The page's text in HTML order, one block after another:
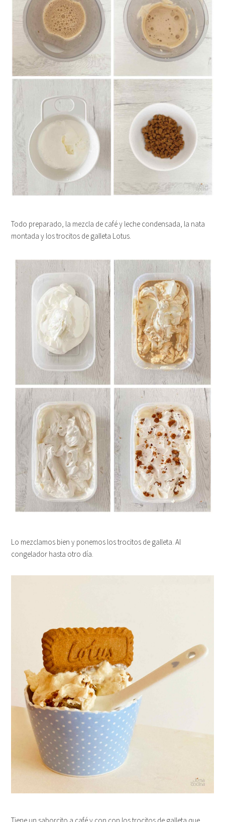
Todo preparado, la mezcla de café y leche condensada, la nata
montada y los trocitos de galleta Lotus.
Lo mezclamos bien y ponemos los trocitos de galleta. Al
congelador hasta otro día.